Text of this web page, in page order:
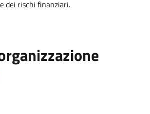
dei rischi finanziari.